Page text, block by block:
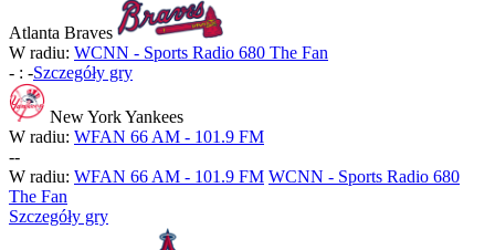
Atlanta Braves
W radiu: WCNN - Sports Radio 680 The Fan
- : -Szczegóły gry
New York Yankees
W radiu: WFAN 66 AM - 101.9 FM
--
W radiu: WFAN 66 AM - 101.9 FM WCNN - Sports Radio 680
The Fan
Szczegóły gry